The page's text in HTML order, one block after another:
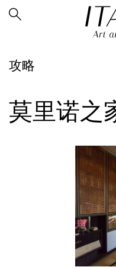
攻略
莫里诺之